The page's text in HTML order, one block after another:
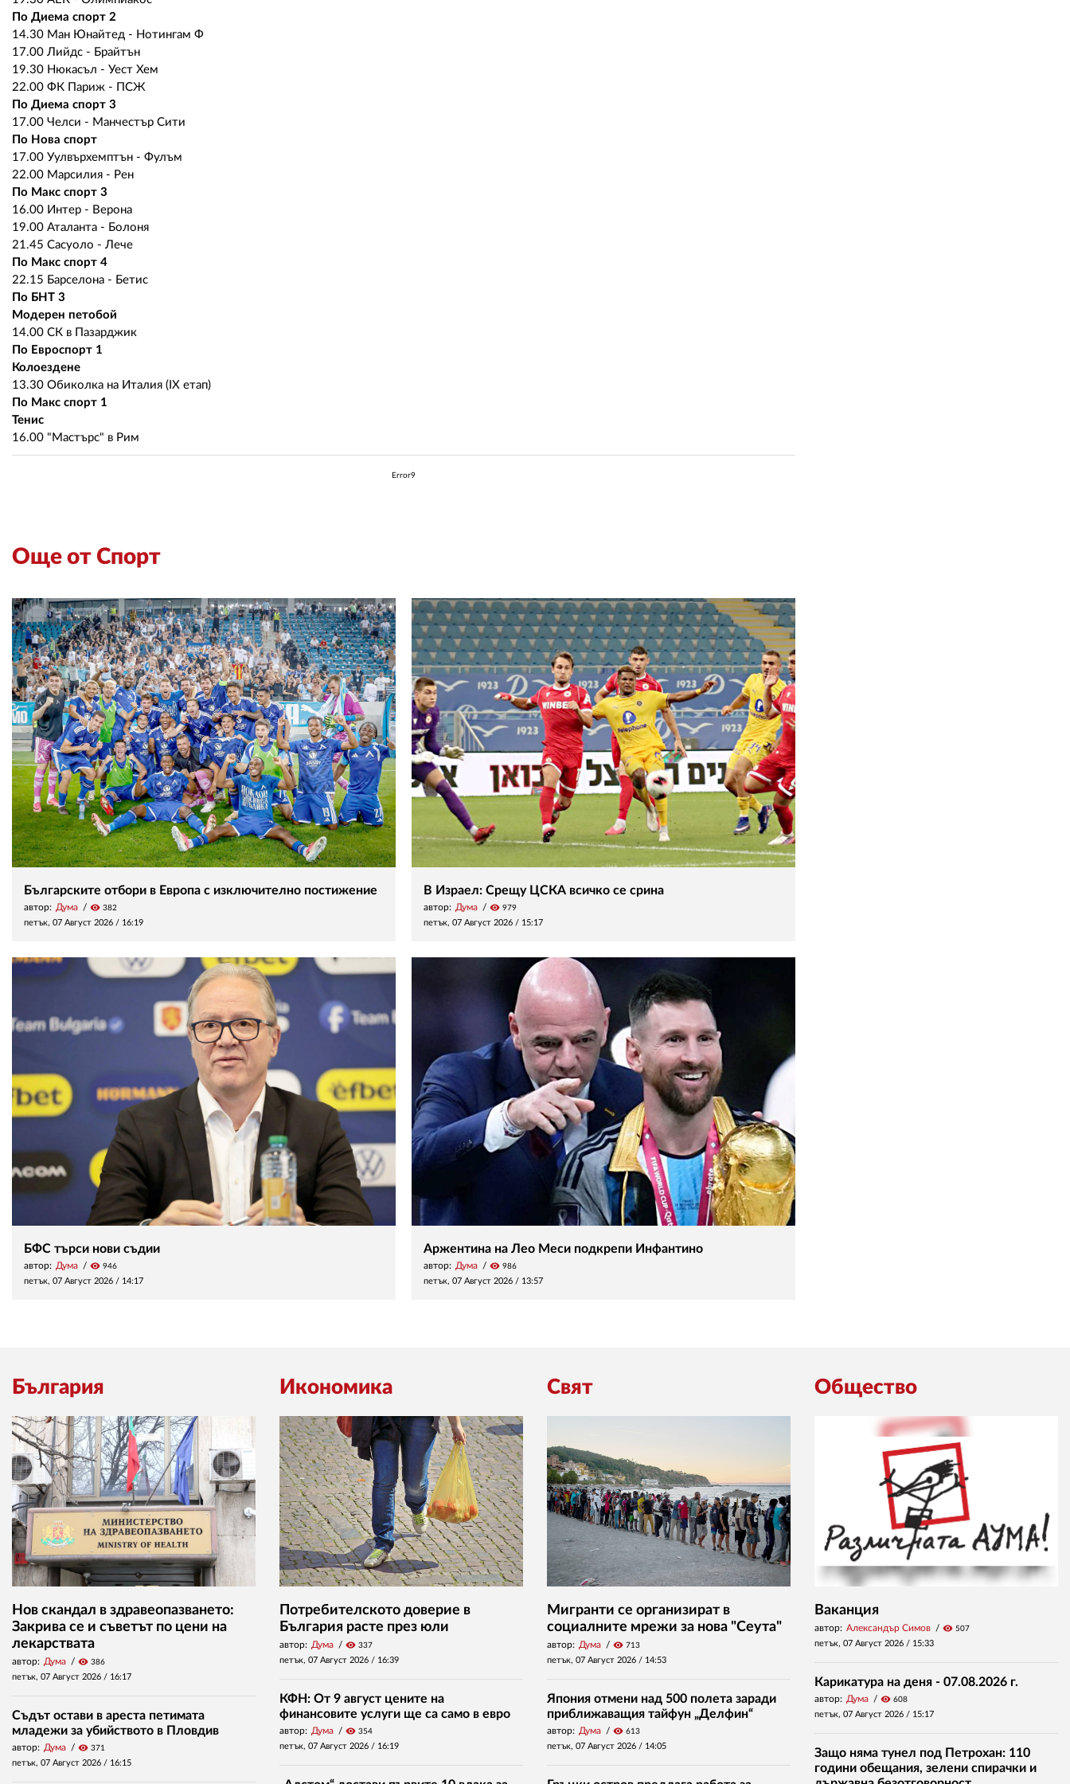
По Диема спорт 2
14.30 Ман Юнайтед - Нотингам Ф
17.00 Лийдс - Брайтън
19.30 Нюкасъл - Уест Хем
22.00 ФК Париж - ПСЖ
По Диема спорт 3
17.00 Челси - Манчестър Сити
По Нова спорт
17.00 Уулвърхемптън - Фулъм
22.00 Марсилия - Рен
По Макс спорт 3
16.00 Интер - Верона
19.00 Аталанта - Болоня
21.45 Сасуоло - Лече
По Макс спорт 4
22.15 Барселона - Бетис
По БНТ 3
Модерен петобой
14.00 СК в Пазарджик
По Евроспорт 1
Колоездене
13.30 Обиколка на Италия (IX етап)
По Макс спорт 1
Тенис
16.00 "Мастърс" в Рим
Error9
Още от Спорт
Българските отбори в Европа с изключително постижение
автор: Дума visibility 382
петък, 07 Август 2026 / 16:19
В Израел: Срещу ЦСКА всичко се срина
автор: Дума visibility 979
петък, 07 Август 2026 / 15:17
БФС търси нови съдии
автор: Дума visibility 946
петък, 07 Август 2026 / 14:17
Аржентина на Лео Меси подкрепи Инфантино
автор: Дума visibility 986
петък, 07 Август 2026 / 13:57
България
Нов скандал в здравеопазването:
Закрива се и съветът по цени на
лекарствата
автор: Дума visibility 386
петък, 07 Август 2026 / 16:17
Съдът остави в ареста петимата
младежи за убийството в Пловдив
автор: Дума visibility 371
петък, 07 Август 2026 / 16:15
Икономика
Потребителското доверие в
България расте през юли
автор: Дума visibility 337
петък, 07 Август 2026 / 16:39
КФН: От 9 август цените на
финансовите услуги ще са само в евро
автор: Дума visibility 354
петък, 07 Август 2026 / 16:19
Свят
Мигранти се организират в
социалните мрежи за нова "Сеута"
автор: Дума visibility 713
петък, 07 Август 2026 / 14:53
Япония отмени над 500 полета заради
приближаващия тайфун „Делфин“
автор: Дума visibility 613
петък, 07 Август 2026 / 14:05
Общество
Ваканция
автор: Александър Симов visibility 507
петък, 07 Август 2026 / 15:33
Карикатура на деня - 07.08.2026 г.
автор: Дума visibility 608
петък, 07 Август 2026 / 15:17
Защо няма тунел под Петрохан: 110
години обещания, зелени спирачки и